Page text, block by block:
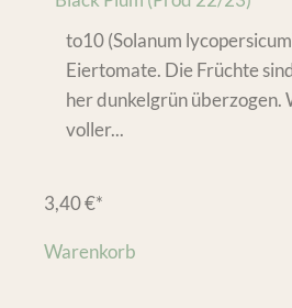
to10 (Solanum
Eiertomate. Die Früchte
her dunkelgrün überzogen.
voller...
3,40€*
Warenkorb